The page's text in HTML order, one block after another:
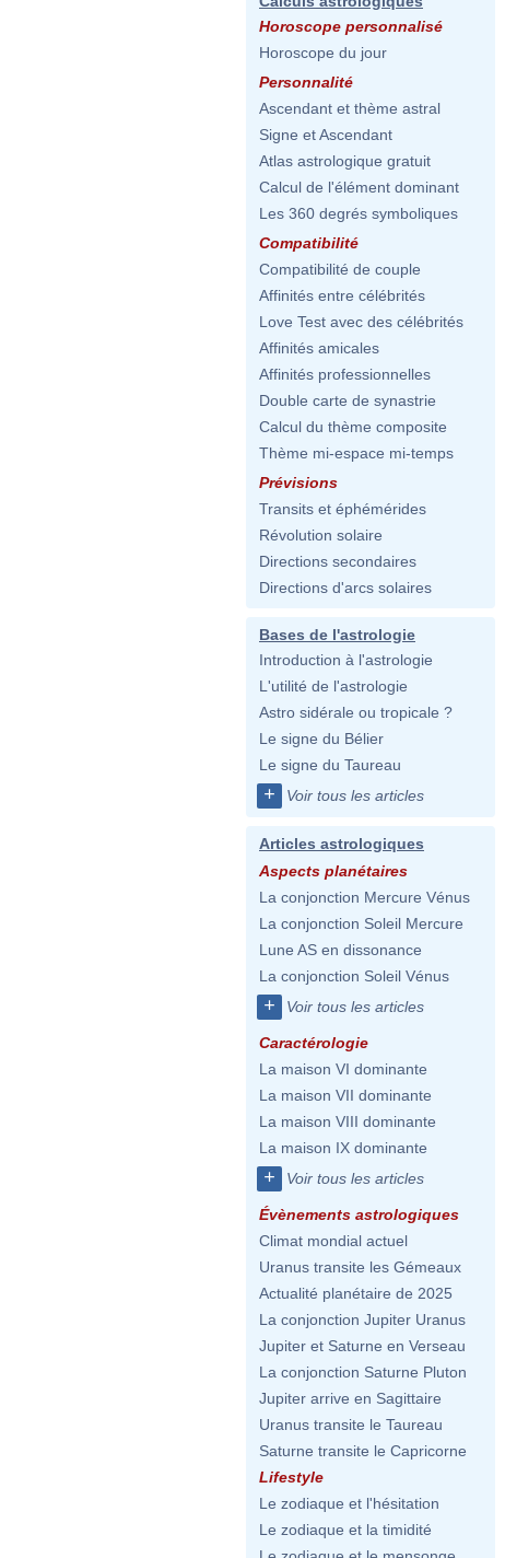
Horoscope personnalisé
Horoscope du jour
Personnalité
Ascendant et thème astral
Signe et Ascendant
Atlas astrologique gratuit
Calcul de l'élément dominant
Les 360 degrés symboliques
Compatibilité
Compatibilité de couple
Affinités entre célébrités
Love Test avec des célébrités
Affinités amicales
Affinités professionnelles
Double carte de synastrie
Calcul du thème composite
Thème mi-espace mi-temps
Prévisions
Transits et éphémérides
Révolution solaire
Directions secondaires
Directions d'arcs solaires
Bases de l'astrologie
Introduction à l'astrologie
L'utilité de l'astrologie
Astro sidérale ou tropicale ?
Le signe du Bélier
Le signe du Taureau
+ Voir tous les articles
Articles astrologiques
Aspects planétaires
La conjonction Mercure Vénus
La conjonction Soleil Mercure
Lune AS en dissonance
La conjonction Soleil Vénus
+ Voir tous les articles
Caractérologie
La maison VI dominante
La maison VII dominante
La maison VIII dominante
La maison IX dominante
+ Voir tous les articles
Évènements astrologiques
Climat mondial actuel
Uranus transite les Gémeaux
Actualité planétaire de 2025
La conjonction Jupiter Uranus
Jupiter et Saturne en Verseau
La conjonction Saturne Pluton
Jupiter arrive en Sagittaire
Uranus transite le Taureau
Saturne transite le Capricorne
Lifestyle
Le zodiaque et l'hésitation
Le zodiaque et la timidité